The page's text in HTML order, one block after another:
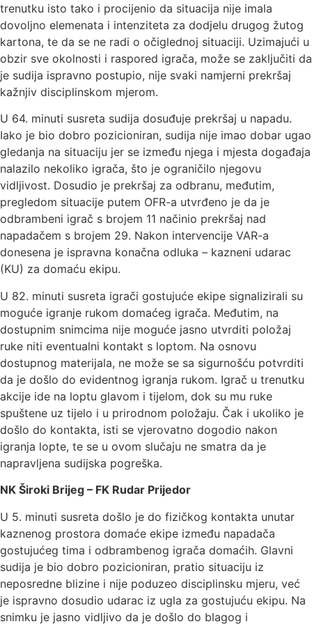
trenutku isto tako i procijenio da situacija nije imala
dovoljno elemenata i intenziteta za dodjelu drugog žutog
kartona, te da se ne radi o očiglednoj situaciji. Uzimajući u
obzir sve okolnosti i raspored igrača, može se zaključiti da
je sudija ispravno postupio, nije svaki namjerni prekršaj
kažnjiv disciplinskom mjerom.
U 64. minuti susreta sudija dosuđuje prekršaj u napadu.
Iako je bio dobro pozicioniran, sudija nije imao dobar ugao
gledanja na situaciju jer se između njega i mjesta događaja
nalazilo nekoliko igrača, što je ograničilo njegovu
vidljivost. Dosudio je prekršaj za odbranu, međutim,
pregledom situacije putem OFR-a utvrđeno je da je
odbrambeni igrač s brojem 11 načinio prekršaj nad
napadačem s brojem 29. Nakon intervencije VAR-a
donesena je ispravna konačna odluka – kazneni udarac
(KU) za domaću ekipu.
U 82. minuti susreta igrači gostujuće ekipe signalizirali su
moguće igranje rukom domaćeg igrača. Međutim, na
dostupnim snimcima nije moguće jasno utvrditi položaj
ruke niti eventualni kontakt s loptom. Na osnovu
dostupnog materijala, ne može se sa sigurnošću potvrditi
da je došlo do evidentnog igranja rukom. Igrač u trenutku
akcije ide na loptu glavom i tijelom, dok su mu ruke
spuštene uz tijelo i u prirodnom položaju. Čak i ukoliko je
došlo do kontakta, isti se vjerovatno dogodio nakon
igranja lopte, te se u ovom slučaju ne smatra da je
napravljena sudijska pogreška.
NK Široki Brijeg – FK Rudar Prijedor
U 5. minuti susreta došlo je do fizičkog kontakta unutar
kaznenog prostora domaće ekipe između napadača
gostujućeg tima i odbrambenog igrača domaćih. Glavni
sudija je bio dobro pozicioniran, pratio situaciju iz
neposredne blizine i nije poduzeo disciplinsku mjeru, već
je ispravno dosudio udarac iz ugla za gostujuću ekipu. Na
snimku je jasno vidljivo da je došlo do blagog i